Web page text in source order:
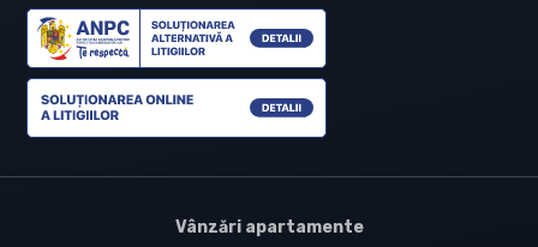
Vânzări apartamente